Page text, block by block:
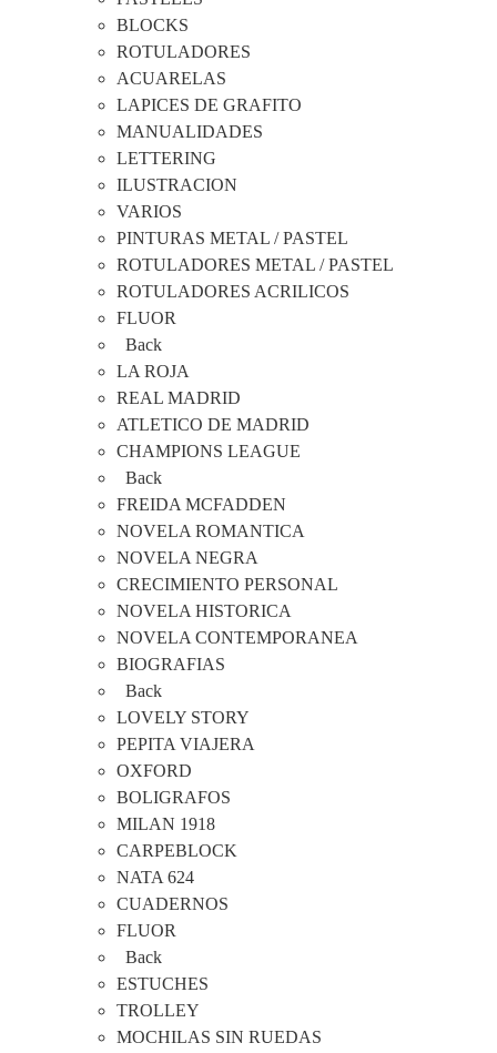
BLOCKS
ROTULADORES
ACUARELAS
LAPICES DE GRAFITO
MANUALIDADES
LETTERING
ILUSTRACION
VARIOS
PINTURAS METAL / PASTEL
ROTULADORES METAL / PASTEL
ROTULADORES ACRILICOS
FLUOR
Back
LA ROJA
REAL MADRID
ATLETICO DE MADRID
CHAMPIONS LEAGUE
Back
FREIDA MCFADDEN
NOVELA ROMANTICA
NOVELA NEGRA
CRECIMIENTO PERSONAL
NOVELA HISTORICA
NOVELA CONTEMPORANEA
BIOGRAFIAS
Back
LOVELY STORY
PEPITA VIAJERA
OXFORD
BOLIGRAFOS
MILAN 1918
CARPEBLOCK
NATA 624
CUADERNOS
FLUOR
Back
ESTUCHES
TROLLEY
MOCHILAS SIN RUEDAS